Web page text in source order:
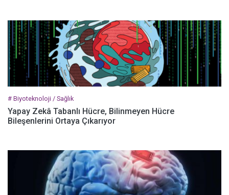
# Biyoteknoloji / Sağlık
Yapay Zekâ Tabanlı Hücre, Bilinmeyen Hücre
Bileşenlerini Ortaya Çıkarıyor